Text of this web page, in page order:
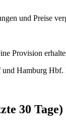
und Preise
Provision
Hamburg Hbf.
30 Tage)